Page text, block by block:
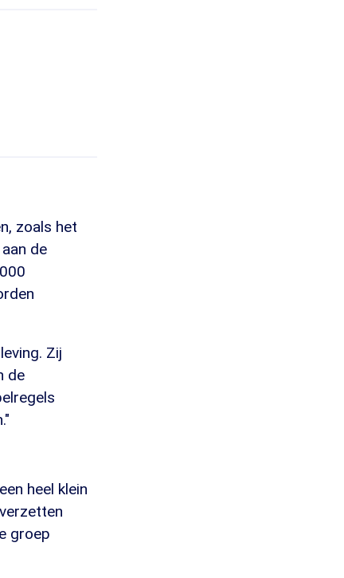
zoals het
de
Zij
de
heel klein
groep